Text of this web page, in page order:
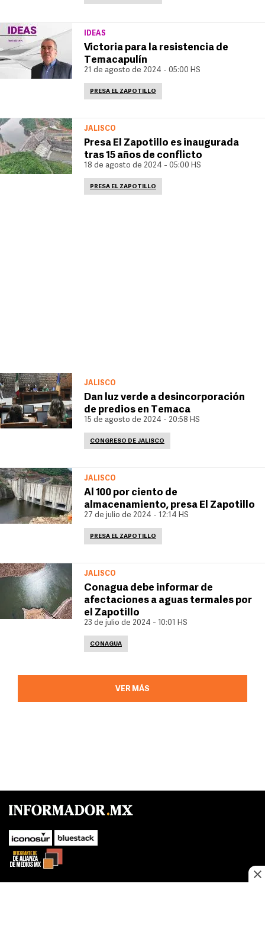
IDEAS
Victoria para la resistencia de
Temacapulín
21 de agosto de 2024 - 05:00 HS
PRESA EL ZAPOTILLO
JALISCO
Presa El Zapotillo es inaugurada
tras 15 años de conflicto
18 de agosto de 2024 - 05:00 HS
PRESA EL ZAPOTILLO
JALISCO
Dan luz verde a desincorporación
de predios en Temaca
15 de agosto de 2024 - 20:58 HS
CONGRESO DE JALISCO
JALISCO
Al 100 por ciento de
almacenamiento, presa El Zapotillo
27 de julio de 2024 - 12:14 HS
PRESA EL ZAPOTILLO
JALISCO
Conagua debe informar de
afectaciones a aguas termales por
el Zapotillo
23 de julio de 2024 - 10:01 HS
CONAGUA
VER MÁS